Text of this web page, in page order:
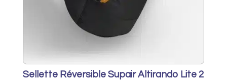
Sellette Réversible Supair Altirando Lite 2